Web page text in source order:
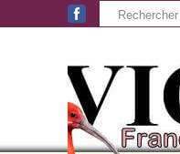
Aller au contenu principal